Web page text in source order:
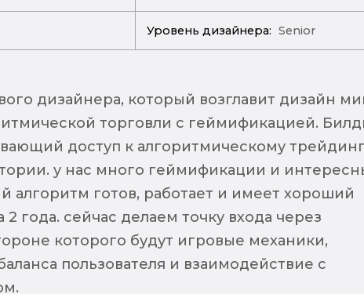
Уровень дизайнера: Senior
дизайнера, который возглавит дизайн
торговли с геймификацией.
доступ к алгоритмическому
у нас много геймификации и
алгоритм готов, работает и имеет хороший
2 года. сейчас делаем точку входа через
которого будут игровые механики,
пользователя и взаимодействие с